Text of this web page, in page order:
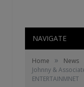
NAVIGATE
Home » News
Johnny &
ENTERTAINMNET